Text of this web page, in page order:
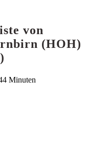
von
(HOH)
Minuten